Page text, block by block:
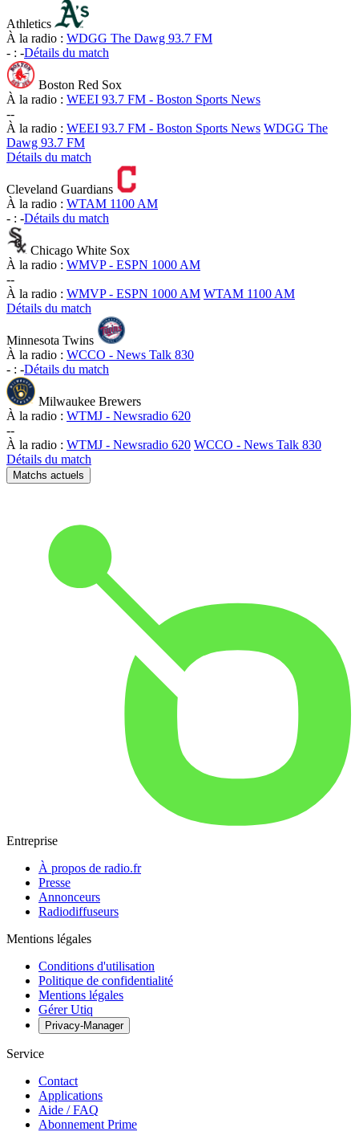
Athletics
À la radio : WDGG The Dawg 93.7 FM
- : -Détails du match
Boston Red Sox
À la radio : WEEI 93.7 FM - Boston Sports News
--
À la radio : WEEI 93.7 FM - Boston Sports News WDGG The
Dawg 93.7 FM
Détails du match
Cleveland Guardians
À la radio : WTAM 1100 AM
- : -Détails du match
Chicago White Sox
À la radio : WMVP - ESPN 1000 AM
--
À la radio : WMVP - ESPN 1000 AM WTAM 1100 AM
Détails du match
Minnesota Twins
À la radio : WCCO - News Talk 830
- : -Détails du match
Milwaukee Brewers
À la radio : WTMJ - Newsradio 620
--
À la radio : WTMJ - Newsradio 620 WCCO - News Talk 830
Détails du match
Matchs actuels
Entreprise
À propos de radio.fr
Presse
Annonceurs
Radiodiffuseurs
Mentions légales
Conditions d'utilisation
Politique de confidentialité
Mentions légales
Gérer Utiq
Privacy-Manager
Service
Contact
Applications
Aide / FAQ
Abonnement Prime